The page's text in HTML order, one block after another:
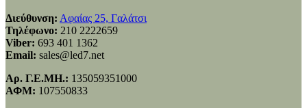
Διεύθυνση: Αφαίας 25, Γαλάτσι
Τηλέφωνο: 210 2222659
Viber: 693 401 1362
Email: sales@led7.net
Αρ. Γ.Ε.ΜΗ.: 135059351000
ΑΦΜ: 107550833